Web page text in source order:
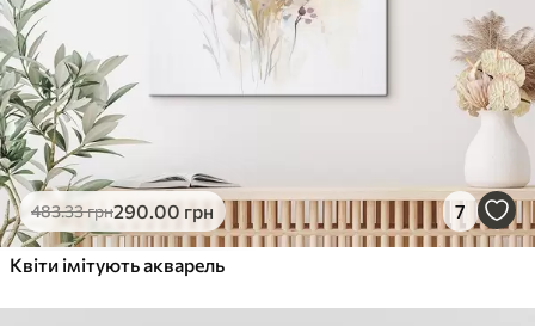
483.33грн290.00 грн 7
Квіти імітують акварель